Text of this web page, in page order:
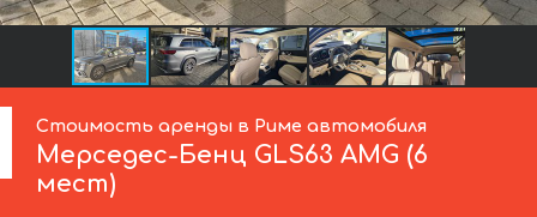
Стоимость аренды в Риме автомобиля
Мерседес-Бенц GLS63 AMG (6
мест)